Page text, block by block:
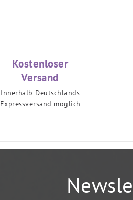
Kostenloser
Versand
Innerhalb Deutschlands
Expressversand möglich